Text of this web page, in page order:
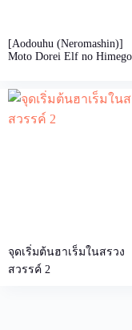
[Aodouhu (Neromashin)]
Moto Dorei Elf no
จุดเริ่มต้นฮาเร็มในสรวง
สวรรค์ 2